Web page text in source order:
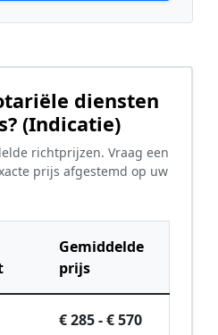
diensten
(Indicatie)
richtprijzen. Vraag een
prijs afgestemd op uw
Gemiddelde
prijs
€ 285 - € 570